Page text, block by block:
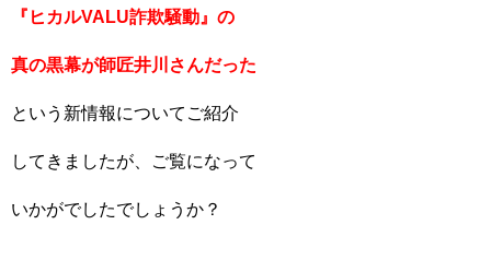
『ヒカルVALU詐欺騒動』の
真の黒幕が師匠井川さんだった
という新情報についてご紹介
してきましたが、ご覧になって
いかがでしたでしょうか？